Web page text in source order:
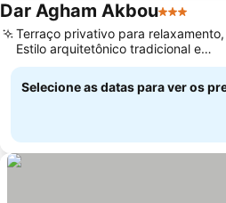
Dar Agham Akbou3 Estrelas
Terraço privativo para relaxamento,
Estilo arquitetônico tradicional e
moderno
Selecione as datas para ver os